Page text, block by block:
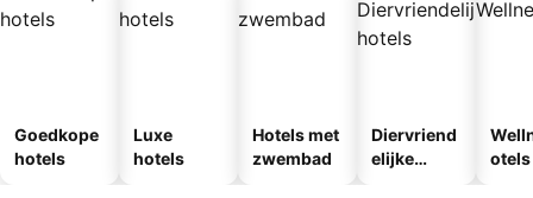
Goedkope
hotels
Luxe
hotels
Hotels met
zwembad
Diervriend
elijke
otels